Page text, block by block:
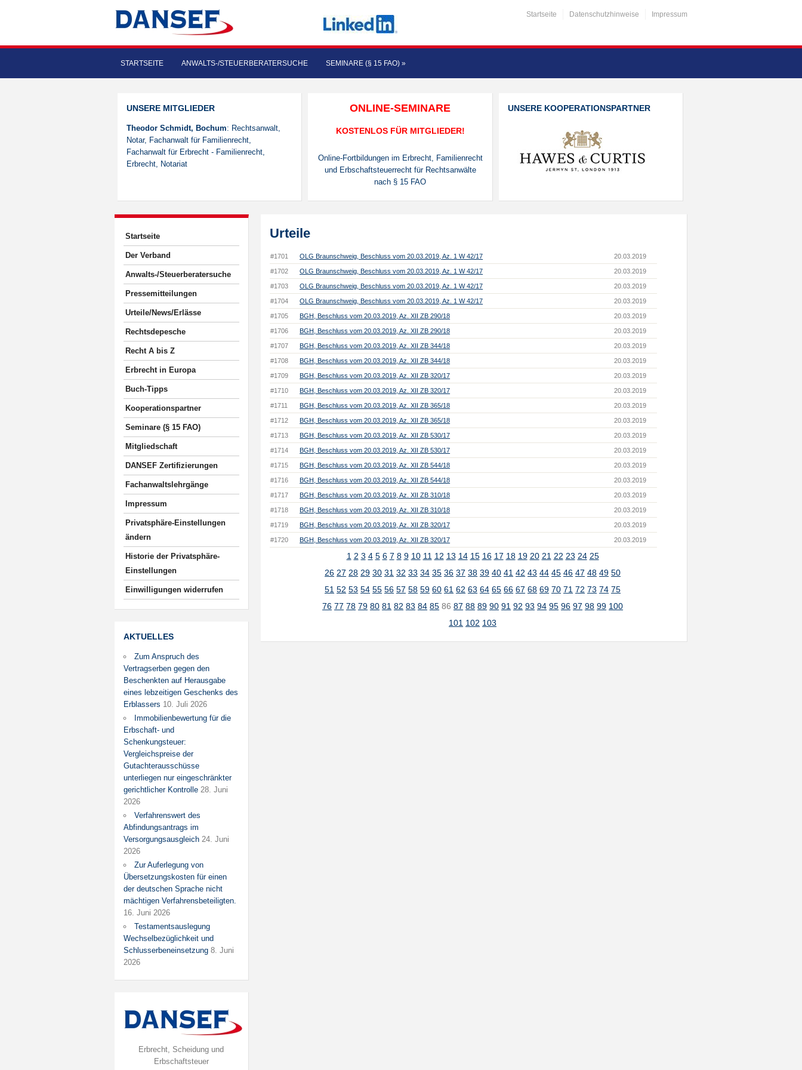
Startseite Datenschutzhinweise Impressum
STARTSEITE ANWALTS-/STEUERBERATERSUCHE SEMINARE (§ 15 FAO) »
UNSERE MITGLIEDER
Theodor Schmidt, Bochum: Rechtsanwalt,
Notar, Fachanwalt für Familienrecht,
Fachanwalt für Erbrecht - Familienrecht,
Erbrecht, Notariat
ONLINE-SEMINARE
KOSTENLOS FÜR MITGLIEDER!
Online-Fortbildungen im Erbrecht, Familienrecht
und Erbschaftsteuerrecht für Rechtsanwälte
nach § 15 FAO
UNSERE KOOPERATIONSPARTNER
Startseite
Der Verband
Anwalts-/Steuerberatersuche
Pressemitteilungen
Urteile/News/Erlässe
Rechtsdepesche
Recht A bis Z
Erbrecht in Europa
Buch-Tipps
Kooperationspartner
Seminare (§ 15 FAO)
Mitgliedschaft
DANSEF Zertifizierungen
Fachanwaltslehrgänge
Impressum
Privatsphäre-Einstellungen
ändern
Historie der Privatsphäre-
Einstellungen
Einwilligungen widerrufen
AKTUELLES
Zum Anspruch des
Vertragserben gegen den
Beschenkten auf Herausgabe
eines lebzeitigen Geschenks des
Erblassers 10. Juli 2026
Immobilienbewertung für die
Erbschaft- und
Schenkungsteuer:
Vergleichspreise der
Gutachterausschüsse
unterliegen nur eingeschränkter
gerichtlicher Kontrolle 28. Juni
2026
Verfahrenswert des
Abfindungsantrags im
Versorgungsausgleich 24. Juni
2026
Zur Auferlegung von
Übersetzungskosten für einen
der deutschen Sprache nicht
mächtigen Verfahrensbeteiligten.
16. Juni 2026
Testamentsauslegung
Wechselbezüglichkeit und
Schlusserbeneinsetzung 8. Juni
2026
Erbrecht, Scheidung und
Erbschaftsteuer
Urteile
#1701 OLG Braunschweig, Beschluss vom 20.03.2019, Az. 1 W 42/17 20.03.2019
#1702 OLG Braunschweig, Beschluss vom 20.03.2019, Az. 1 W 42/17 20.03.2019
#1703 OLG Braunschweig, Beschluss vom 20.03.2019, Az. 1 W 42/17 20.03.2019
#1704 OLG Braunschweig, Beschluss vom 20.03.2019, Az. 1 W 42/17 20.03.2019
#1705 BGH, Beschluss vom 20.03.2019, Az. XII ZB 290/18 20.03.2019
#1706 BGH, Beschluss vom 20.03.2019, Az. XII ZB 290/18 20.03.2019
#1707 BGH, Beschluss vom 20.03.2019, Az. XII ZB 344/18 20.03.2019
#1708 BGH, Beschluss vom 20.03.2019, Az. XII ZB 344/18 20.03.2019
#1709 BGH, Beschluss vom 20.03.2019, Az. XII ZB 320/17 20.03.2019
#1710 BGH, Beschluss vom 20.03.2019, Az. XII ZB 320/17 20.03.2019
#1711 BGH, Beschluss vom 20.03.2019, Az. XII ZB 365/18 20.03.2019
#1712 BGH, Beschluss vom 20.03.2019, Az. XII ZB 365/18 20.03.2019
#1713 BGH, Beschluss vom 20.03.2019, Az. XII ZB 530/17 20.03.2019
#1714 BGH, Beschluss vom 20.03.2019, Az. XII ZB 530/17 20.03.2019
#1715 BGH, Beschluss vom 20.03.2019, Az. XII ZB 544/18 20.03.2019
#1716 BGH, Beschluss vom 20.03.2019, Az. XII ZB 544/18 20.03.2019
#1717 BGH, Beschluss vom 20.03.2019, Az. XII ZB 310/18 20.03.2019
#1718 BGH, Beschluss vom 20.03.2019, Az. XII ZB 310/18 20.03.2019
#1719 BGH, Beschluss vom 20.03.2019, Az. XII ZB 320/17 20.03.2019
#1720 BGH, Beschluss vom 20.03.2019, Az. XII ZB 320/17 20.03.2019
1 2 3 4 5 6 7 8 9 10 11 12 13 14 15 16 17 18 19 20 21 22 23 24 25
26 27 28 29 30 31 32 33 34 35 36 37 38 39 40 41 42 43 44 45 46 47 48 49 50
51 52 53 54 55 56 57 58 59 60 61 62 63 64 65 66 67 68 69 70 71 72 73 74 75
76 77 78 79 80 81 82 83 84 85 8687 88 89 90 91 92 93 94 95 96 97 98 99 100
101 102 103